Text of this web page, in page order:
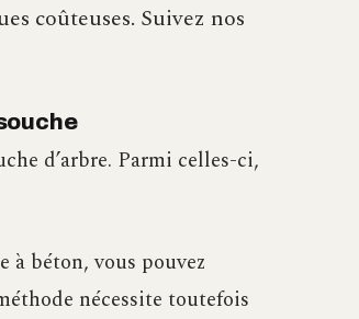
coûteuses. Suivez nos
d’arbre. Parmi celles-ci,
béton, vous pouvez
nécessite toutefois